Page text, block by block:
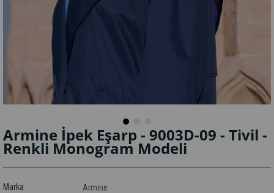
Armine İpek Eşarp - 9003D-09 - Tivil -
Renkli Monogram Modeli
Marka
Armine